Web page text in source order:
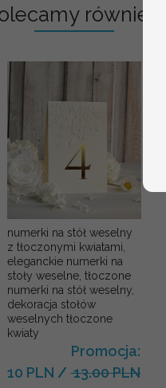
również:
numerki na stół weselny
z tłoczonymi kwiatami,
eleganckie numerki na
stoły weselne, tłoczone
numerki na stół weselny,
dekoracja stołów
weselnych tłoczone
kwiaty
Promocja:
10 PLN /13.00 PLN